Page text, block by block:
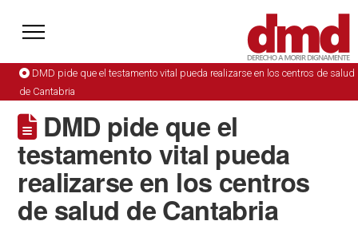
DMD pide que el testamento vital pueda realizarse en los centros de salud
de Cantabria
DMD pide que el
testamento vital pueda
realizarse en los centros
de salud de Cantabria